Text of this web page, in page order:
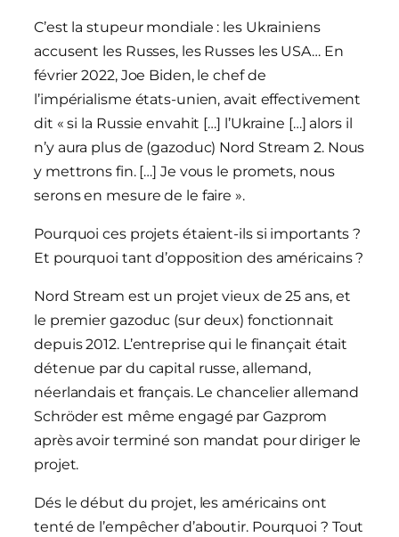
C’est la stupeur mondiale : les Ukrainiens
accusent les Russes, les Russes les USA… En
février 2022, Joe Biden, le chef de
l’impérialisme états-unien, avait effectivement
dit « si la Russie envahit […] l’Ukraine […] alors il
n’y aura plus de (gazoduc) Nord Stream 2. Nous
y mettrons fin. […] Je vous le promets, nous
serons en mesure de le faire ».
Pourquoi ces projets étaient-ils si importants ?
Et pourquoi tant d’opposition des américains ?
Nord Stream est un projet vieux de 25 ans, et
le premier gazoduc (sur deux) fonctionnait
depuis 2012. L’entreprise qui le finançait était
détenue par du capital russe, allemand,
néerlandais et français. Le chancelier allemand
Schröder est même engagé par Gazprom
après avoir terminé son mandat pour diriger le
projet.
Dés le début du projet, les américains ont
tenté de l’empêcher d’aboutir. Pourquoi ? Tout